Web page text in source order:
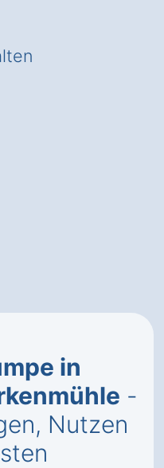
in
-
Nutzen